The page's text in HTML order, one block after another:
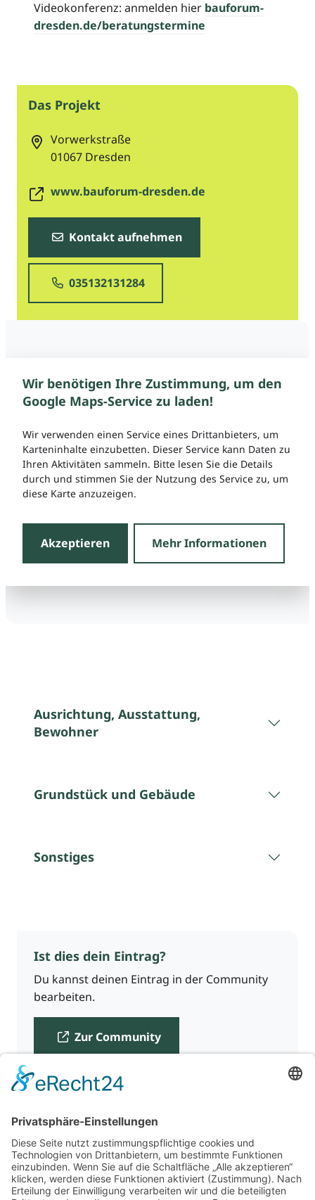
Videokonferenz: anmelden hier bauforum-
dresden.de/beratungstermine
Das Projekt
Vorwerkstraße
01067 Dresden
www.bauforum-dresden.de
Kontakt aufnehmen
035132131284
Wir benötigen Ihre Zustimmung, um den
Google Maps-Service zu laden!
Wir verwenden einen Service eines Drittanbieters, um
Karteninhalte einzubetten. Dieser Service kann Daten zu
Ihren Aktivitäten sammeln. Bitte lesen Sie die Details
durch und stimmen Sie der Nutzung des Service zu, um
diese Karte anzuzeigen.
Akzeptieren Mehr Informationen
Ausrichtung, Ausstattung,
Bewohner
Grundstück und Gebäude
Sonstiges
Ist dies dein Eintrag?
Du kannst deinen Eintrag in der Community
bearbeiten.
Zur Community
Für Beratende